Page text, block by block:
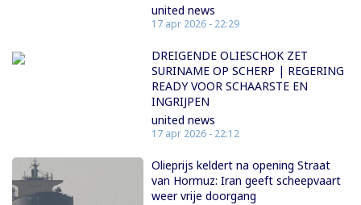
united news
17 apr 2026 - 22:29
DREIGENDE OLIESCHOK ZET
SURINAME OP SCHERP | REGERING
READY VOOR SCHAARSTE EN
INGRIJPEN
united news
17 apr 2026 - 22:12
Olieprijs keldert na opening Straat
van Hormuz: Iran geeft scheepvaart
weer vrije doorgang